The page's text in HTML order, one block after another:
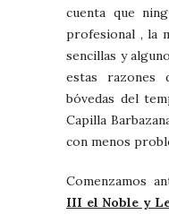
cuenta que
profesional , la
sencillas y
estas razones
bóvedas del
Capilla
con menos
Comenzamos
III el Noble y